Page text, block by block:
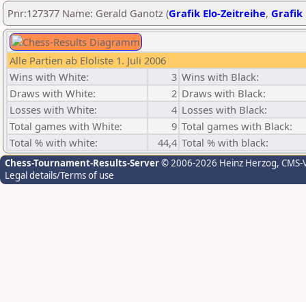
Pnr:127377 Name: Gerald Ganotz (Grafik Elo-Zeitreihe, Grafik
Alle Partien ab Eloliste 1. Juli 2006
Wins with White:
3 Wins with Black:
Draws with White:
2 Draws with Black:
Losses with White:
4 Losses with Black:
Total games with White:
9 Total games with Black:
Total % with white:
44,4 Total % with black:
Chess-Tournament-Results-Server© 2006-2026 Heinz Herzog,
Legal details/Terms of use